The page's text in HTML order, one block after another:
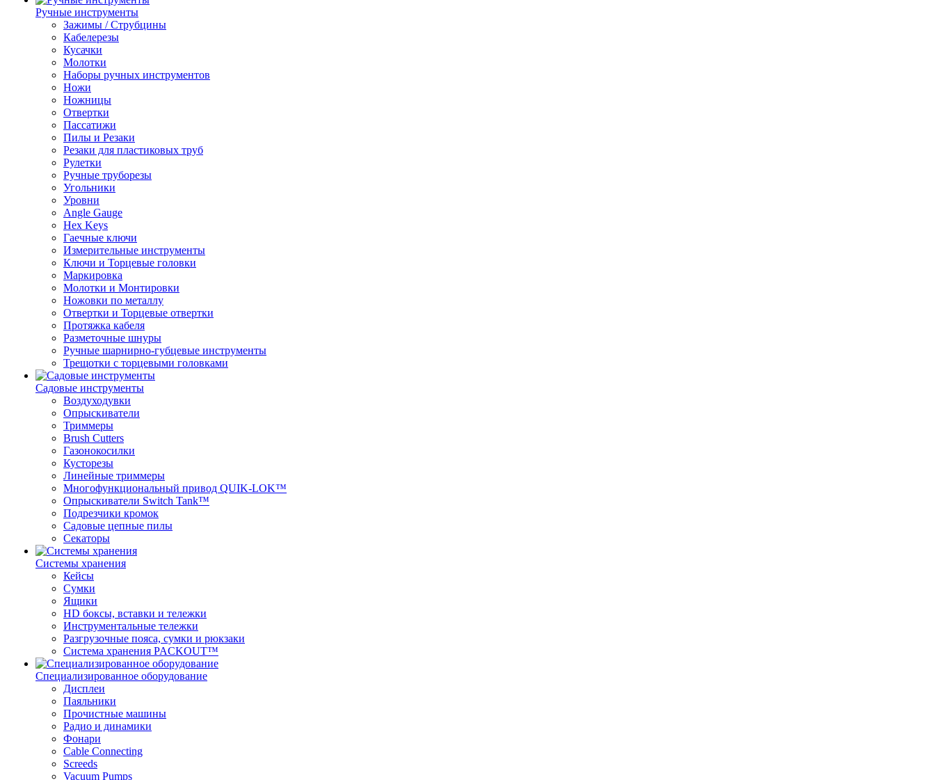
Ручные инструменты
Зажимы / Струбцины
Кабелерезы
Кусачки
Молотки
Наборы ручных инструментов
Ножи
Ножницы
Отвертки
Пассатижи
Пилы и Резаки
Резаки для пластиковых труб
Рулетки
Ручные труборезы
Угольники
Уровни
Angle Gauge
Hex Keys
Гаечные ключи
Измерительные инструменты
Ключи и Торцевые головки
Маркировка
Молотки и Монтировки
Ножовки по металлу
Отвертки и Торцевые отвертки
Протяжка кабеля
Разметочные шнуры
Ручные шарнирно-губцевые инструменты
Трещотки с торцевыми головками
Садовые инструменты
Воздуходувки
Опрыскиватели
Триммеры
Brush Cutters
Газонокосилки
Кусторезы
Линейные триммеры
Многофункциональный привод QUIK-LOK™
Опрыскиватели Switch Tank™
Подрезчики кромок
Садовые цепные пилы
Секаторы
Системы хранения
Кейсы
Сумки
Ящики
HD боксы, вставки и тележки
Инструментальные тележки
Разгрузочные пояса, сумки и рюкзаки
Система хранения PACKOUT™
Специализированное оборудование
Дисплеи
Паяльники
Прочистные машины
Радио и динамики
Фонари
Cable Connecting
Screeds
Vacuum Pumps